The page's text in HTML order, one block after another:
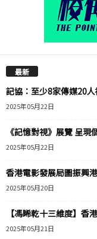
最新
記協：至少8家傳媒20
2025年05月22日
《記憶對視》展覽 呈
2025年05月22日
香港電影發展局圖振興
2025年05月20日
【馮睎乾十三維度】香
2025年05月21日